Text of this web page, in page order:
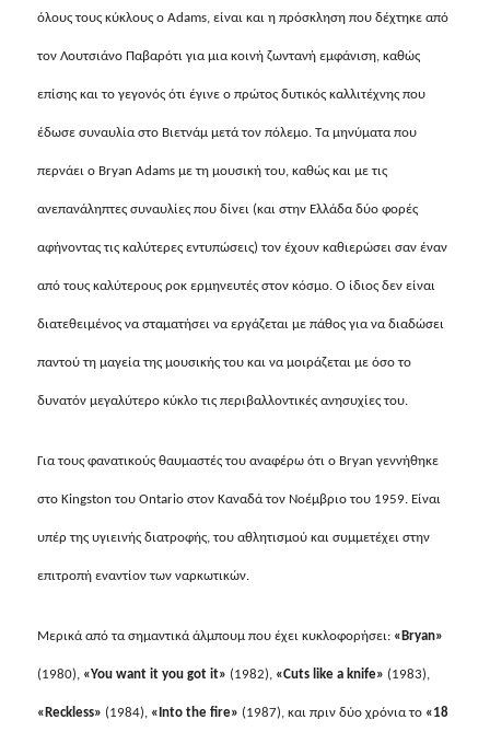
όλους τους κύκλους o Adams, είναι και η πρόσκληση που δέχτηκε από
τον Λουτσιάνο Παβαρότι για μια κοινή ζωντανή εμφάνιση, καθώς
επίσης και το γεγονός ότι έγινε o πρώτος δυτικός καλλιτέχνης που
έδωσε συναυλία στο Βιετνάμ μετά τον πόλεμο. Τα μηνύματα που
περνάει o Bryan Adamsμε τη μουσική του, καθώς και με τις
ανεπανάληπτες συναυλίες που δίνει (και στην Ελλάδα δύο φορές
αφήνοντας τις καλύτερες εντυπώσεις) τον έχουν καθιερώσει σαν έναν
από τους καλύτερους ροκ ερμηνευτές στον κόσμο. O ίδιος δεν είναι
διατεθειμένος να σταματήσει να εργάζεται με πάθος για να διαδώσει
παντού τη μαγεία της μουσικής του και να μοιράζεται με όσο το
δυνατόν μεγαλύτερο κύκλο τις περιβαλλοντικές ανησυχίες του.
Για τους φανατικούς θαυμαστές του αναφέρω ότι o Bryan γεννήθηκε
στο Kingston του Ontarioστον Καναδά τον Νοέμβριο του 1959. Είναι
υπέρ της υγιεινής διατροφής, του αθλητισμού και συμμετέχει στην
επιτροπή εναντίον των ναρκωτικών.
Μερικά από τα σημαντικά άλμπουμ που έχει κυκλοφορήσει: « Bryan»
(1980), «You want it you got it» (1982), «Cuts like a knife» (1983),
« Reckless» (1984), « Into the fire» (1987), και πριν δύο χρόνια το «18